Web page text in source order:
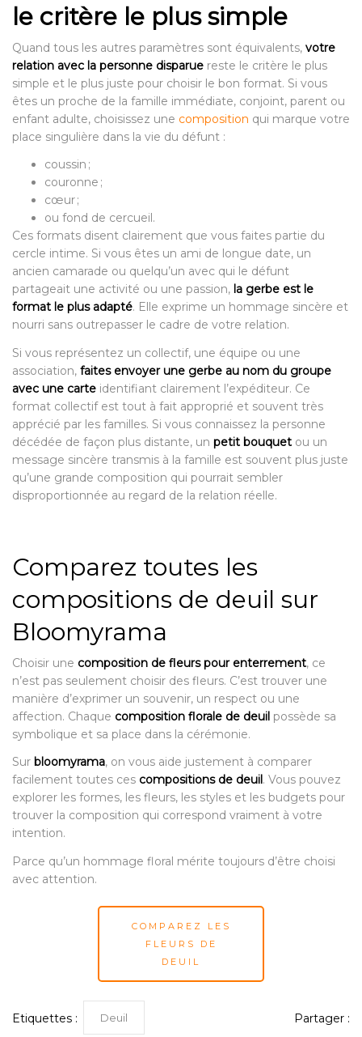
le critère le plus simple
Quand tous les autres paramètres sont équivalents, votre
relation avec la personne disparue reste le critère le plus
simple et le plus juste pour choisir le bon format. Si vous
êtes un proche de la famille immédiate, conjoint, parent ou
enfant adulte, choisissez une composition qui marque votre
place singulière dans la vie du défunt :
coussin ;
couronne ;
cœur ;
ou fond de cercueil.
Ces formats disent clairement que vous faites partie du
cercle intime. Si vous êtes un ami de longue date, un
ancien camarade ou quelqu’un avec qui le défunt
partageait une activité ou une passion, la gerbe est le
format le plus adapté. Elle exprime un hommage sincère et
nourri sans outrepasser le cadre de votre relation.
Si vous représentez un collectif, une équipe ou une
association, faites envoyer une gerbe au nom du groupe
avec une carte identifiant clairement l’expéditeur. Ce
format collectif est tout à fait approprié et souvent très
apprécié par les familles. Si vous connaissez la personne
décédée de façon plus distante, un petit bouquet ou un
message sincère transmis à la famille est souvent plus juste
qu’une grande composition qui pourrait sembler
disproportionnée au regard de la relation réelle.
Comparez toutes les
compositions de deuil sur
Bloomyrama
Choisir une composition de fleurs pour enterrement, ce
n’est pas seulement choisir des fleurs. C’est trouver une
manière d’exprimer un souvenir, un respect ou une
affection. Chaque composition florale de deuil possède sa
symbolique et sa place dans la cérémonie.
Sur bloomyrama, on vous aide justement à comparer
facilement toutes ces compositions de deuil. Vous pouvez
explorer les formes, les fleurs, les styles et les budgets pour
trouver la composition qui correspond vraiment à votre
intention.
Parce qu’un hommage floral mérite toujours d’être choisi
avec attention.
COMPAREZ LES
FLEURS DE
DEUIL
Etiquettes : Deuil Partager :